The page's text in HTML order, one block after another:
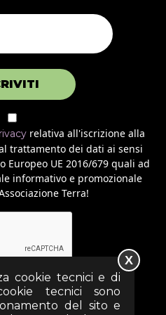
relativa all'iscrizione alla
trattamento dei dati ai sensi
Europeo UE 2016/679 quali ad
informativo e promozionale
Terra!
cookie tecnici e di
tecnici sono
del sito e
X